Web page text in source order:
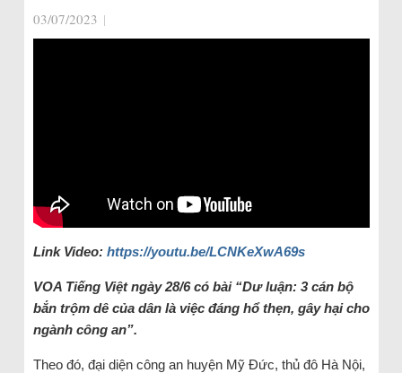
03/07/2023 |
Link Video: https://youtu.be/LCNKeXwA69s
VOA Tiếng Việt ngày 28/6 có bài “Dư luận: 3 cán bộ
bắn trộm dê của dân là việc đáng hổ thẹn, gây hại cho
ngành công an”.
Theo đó, đại diện công an huyện Mỹ Đức, thủ đô Hà Nội,